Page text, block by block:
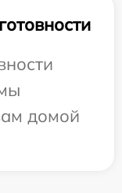
домой